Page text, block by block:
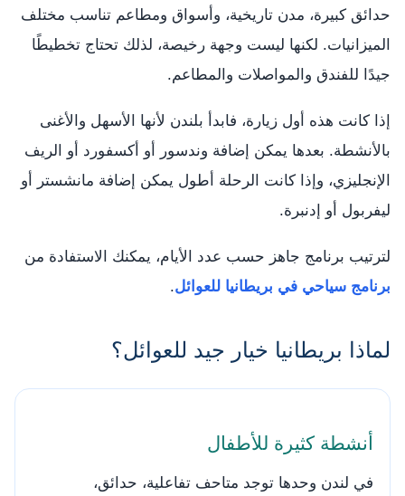
حدائق كبيرة، مدن تاريخية، وأسواق ومطاعم تناسب مختلف
الميزانيات. لكنها ليست وجهة رخيصة، لذلك تحتاج تخطيطًا
جيدًا للفندق والمواصلات والمطاعم.
إذا كانت هذه أول زيارة، فابدأ بلندن لأنها الأسهل والأغنى
بالأنشطة. بعدها يمكن إضافة وندسور أو أكسفورد أو الريف
الإنجليزي، وإذا كانت الرحلة أطول يمكن إضافة مانشستر أو
ليفربول أو إدنبرة.
لترتيب برنامج جاهز حسب عدد الأيام، يمكنك الاستفادة من
برنامج سياحي في بريطانيا للعوائل.
لماذا بريطانيا خيار جيد للعوائل؟
أنشطة كثيرة للأطفال
في لندن وحدها توجد متاحف تفاعلية، حدائق،